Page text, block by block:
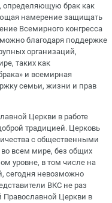
определяющую брак как
намерение защищать
Всемирного конгресса
благодаря поддержке
организаций,
таких как
и всемирная
семьи, жизни и прав
Церкви в работе
традицией. Церковь
с общественными
всем мире, без общих
уровне, в том числе на
сегодня невозможно
ВКС не раз
Православной Церкви в